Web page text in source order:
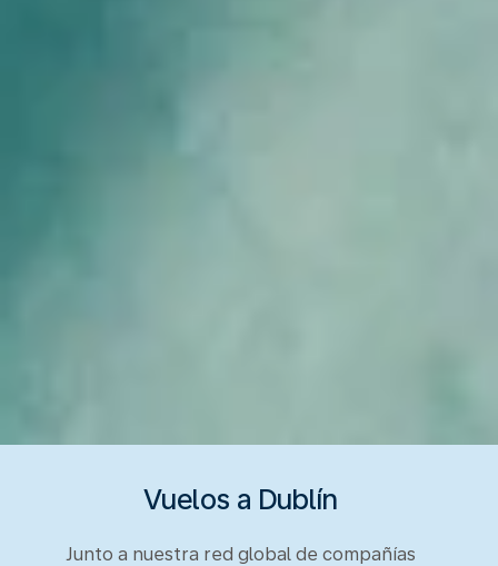
Vuelos a Dublín
Junto a nuestra red global de compañías